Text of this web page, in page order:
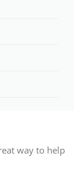
way to help